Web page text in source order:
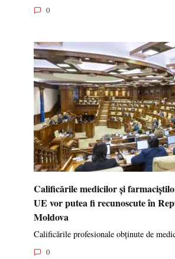
0
Calificările medicilor și
UE vor putea fi recunoscute în
Moldova
Calificările profesionale obținute de
0